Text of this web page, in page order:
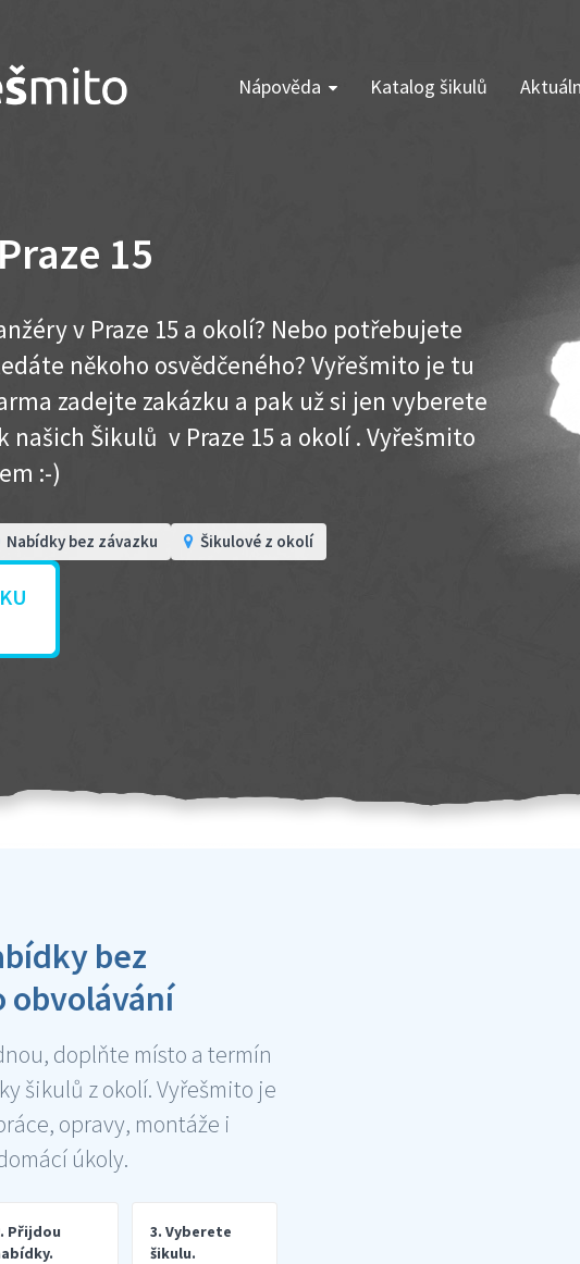
Nápověda Katalog šikulů
15
v Praze 15 a okolí? Nebo potřebujete
někoho osvědčeného? Vyřešmito je tu
zadejte zakázku a pak už si jen vyberete
našich Šikulů v Praze 15 a okolí . Vyřešmito
:-)
Nabídky bez závazku Šikulové z okolí
bez
obvolávání
doplňte místo a termín
šikulů z okolí. Vyřešmito je
opravy, montáže i
úkoly.
Přijdou
3. Vyberete
šikulu.